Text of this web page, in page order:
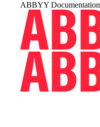
ABBYY Documentation